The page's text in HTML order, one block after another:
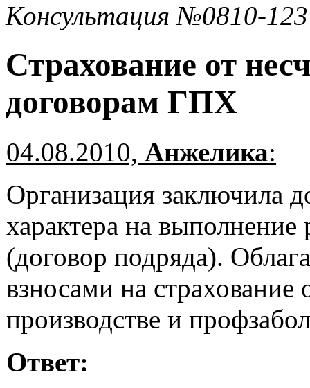
Консультация №0810-123
Страхование от
договорам ГПХ
04.08.2010, Анжелика:
Организация заключила
характера на
(договор подряда).
взносами на страхование
производстве и
Ответ: